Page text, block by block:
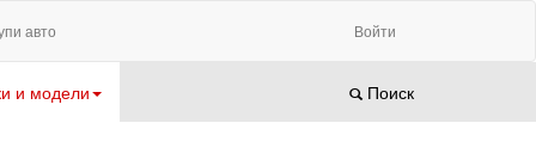
авто Войти
и модели Поиск